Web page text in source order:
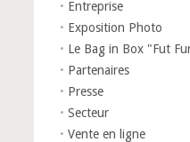
Entreprise
Exposition Photo
Le Bag in Box "Fut
Partenaires
Presse
Secteur
Vente en ligne